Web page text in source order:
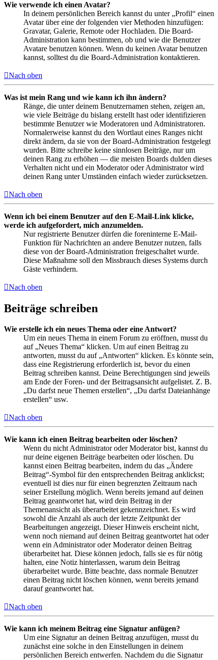
Wie verwende ich einen Avatar?
In deinem persönlichen Bereich kannst du unter „Profil“ einen
Avatar über eine der folgenden vier Methoden hinzufügen:
Gravatar, Galerie, Remote oder Hochladen. Die Board-
Administration kann bestimmen, ob und wie die Benutzer
Avatare benutzen können. Wenn du keinen Avatar benutzen
kannst, solltest du die Board-Administration kontaktieren.
Nach oben
Was ist mein Rang und wie kann ich ihn ändern?
Ränge, die unter deinem Benutzernamen stehen, zeigen an,
wie viele Beiträge du bislang erstellt hast oder identifizieren
bestimmte Benutzer wie Moderatoren und Administratoren.
Normalerweise kannst du den Wortlaut eines Ranges nicht
direkt ändern, da sie von der Board-Administration festgelegt
wurden. Bitte schreibe keine sinnlosen Beiträge, nur um
deinen Rang zu erhöhen — die meisten Boards dulden dieses
Verhalten nicht und ein Moderator oder Administrator wird
deinen Rang unter Umständen einfach wieder zurücksetzen.
Nach oben
Wenn ich bei einem Benutzer auf den E-Mail-Link klicke,
werde ich aufgefordert, mich anzumelden.
Nur registrierte Benutzer dürfen die foreninterne E-Mail-
Funktion für Nachrichten an andere Benutzer nutzen, falls
diese von der Board-Administration freigeschaltet wurde.
Diese Maßnahme soll den Missbrauch dieses Systems durch
Gäste verhindern.
Nach oben
Beiträge schreiben
Wie erstelle ich ein neues Thema oder eine Antwort?
Um ein neues Thema in einem Forum zu eröffnen, musst du
auf „Neues Thema“ klicken. Um auf einen Beitrag zu
antworten, musst du auf „Antworten“ klicken. Es könnte sein,
dass eine Registrierung erforderlich ist, bevor du einen
Beitrag schreiben kannst. Deine Berechtigungen sind jeweils
am Ende der Foren- und der Beitragsansicht aufgelistet. Z. B.
„Du darfst neue Themen erstellen“, „Du darfst Dateianhänge
erstellen“ usw.
Nach oben
Wie kann ich einen Beitrag bearbeiten oder löschen?
Wenn du nicht Administrator oder Moderator bist, kannst du
nur deine eigenen Beiträge bearbeiten oder löschen. Du
kannst einen Beitrag bearbeiten, indem du das „Ändere
Beitrag“-Symbol für den entsprechenden Beitrag anklickst;
eventuell ist dies nur für einen begrenzten Zeitraum nach
seiner Erstellung möglich. Wenn bereits jemand auf deinen
Beitrag geantwortet hat, wird dein Beitrag in der
Themenansicht als überarbeitet gekennzeichnet. Es wird
sowohl die Anzahl als auch der letzte Zeitpunkt der
Bearbeitungen angezeigt. Dieser Hinweis erscheint nicht,
wenn noch niemand auf deinen Beitrag geantwortet hat oder
wenn ein Administrator oder Moderator deinen Beitrag
überarbeitet hat. Diese können jedoch, falls sie es für nötig
halten, eine Notiz hinterlassen, warum dein Beitrag
überarbeitet wurde. Bitte beachte, dass normale Benutzer
einen Beitrag nicht löschen können, wenn bereits jemand
darauf geantwortet hat.
Nach oben
Wie kann ich meinem Beitrag eine Signatur anfügen?
Um eine Signatur an deinen Beitrag anzufügen, musst du
zunächst eine solche in den Einstellungen in deinem
persönlichen Bereich entwerfen. Nachdem du die Signatur